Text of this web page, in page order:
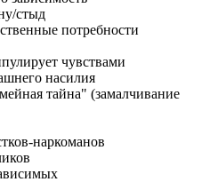
стыд
потребности
чувствами
насилия
тайна" (замалчивание
наркоманов